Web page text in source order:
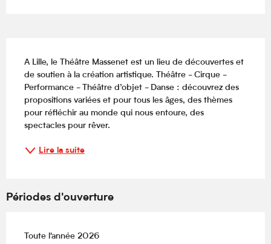
A Lille, le Théâtre Massenet est un lieu de découvertes et
de soutien à la création artistique. Théâtre - Cirque -
Performance - Théâtre d’objet - Danse : découvrez des
propositions variées et pour tous les âges, des thèmes
pour réfléchir au monde qui nous entoure, des
spectacles pour rêver.
Lire la suite
Périodes d'ouverture
Toute l'année 2026